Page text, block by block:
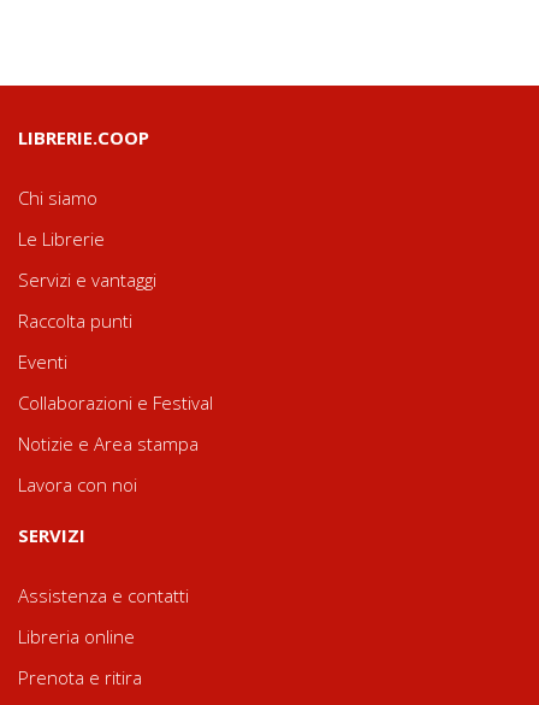
LIBRERIE.COOP
Chi siamo
Le Librerie
Servizi e vantaggi
Raccolta punti
Eventi
Collaborazioni e Festival
Notizie e Area stampa
Lavora con noi
SERVIZI
Assistenza e contatti
Libreria online
Prenota e ritira